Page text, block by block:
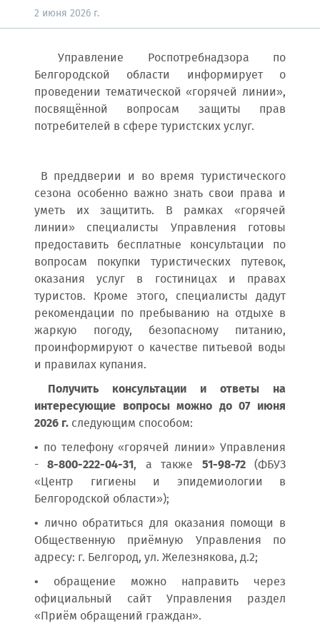
2 июня 2026 г.
Управление Роспотребнадзора по
Белгородской области информирует о
проведении тематической «горячей линии»,
посвящённой вопросам защиты прав
потребителей в сфере туристских услуг.
В преддверии и во время туристического
сезона особенно важно знать свои права и
уметь их защитить. В рамках «горячей
линии» специалисты Управления готовы
предоставить бесплатные консультации по
вопросам покупки туристических путевок,
оказания услуг в гостиницах и правах
туристов. Кроме этого, специалисты дадут
рекомендации по пребыванию на отдыхе в
жаркую погоду, безопасному питанию,
проинформируют о качестве питьевой воды
и правилах купания.
Получить консультации и ответы на
интересующие вопросы можно до 07 июня
2026 г. следующим способом:
• по телефону «горячей линии» Управления
-8-800-222-04-31, а также 51-98-72(ФБУЗ
«Центр гигиены и эпидемиологии в
Белгородской области»);
• лично обратиться для оказания помощи в
Общественную приёмную Управления по
адресу: г. Белгород, ул. Железнякова, д.2;
• обращение можно направить через
официальный сайт Управления раздел
«Приём обращений граждан».